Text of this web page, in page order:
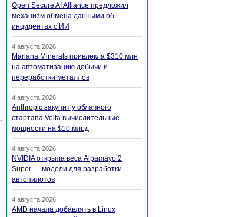
Open Secure AI Alliance предложил
механизм обмена данными об
инцидентах с ИИ
4 августа 2026
Mariana Minerals привлекла $310 млн
на автоматизацию добычи и
переработки металлов
4 августа 2026
Anthropic закупит у облачного
стартапа Volta вычислительные
мощности на $10 млрд
4 августа 2026
NVIDIA открыла веса Alpamayo 2
Super — модели для разработки
автопилотов
4 августа 2026
AMD начала добавлять в Linux